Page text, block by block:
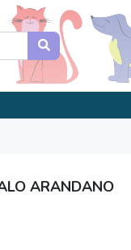
ARANDANO